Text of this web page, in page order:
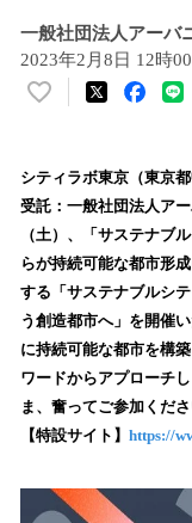
一般社団法人アーバ
2023年2月8日 12時
い
！
数
を
読
込
み
中
で
す
シティラボ東京（東京
受託：一般社団法人ア
（土）、「サステナブ
らが持続可能な都市形
する「サステナブルシ
う創造都市へ」を開催
に持続可能な都市を構
ワードからアプローチ
ま、奮ってご参加くださ
【特設サイト】 https://